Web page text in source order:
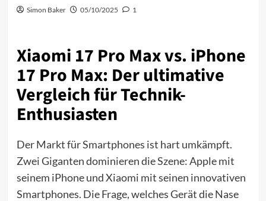
Simon Baker 05/10/2025 1
Xiaomi 17 Pro Max vs. iPhone
17 Pro Max: Der ultimative
Vergleich für Technik-
Enthusiasten
Der Markt für Smartphones ist hart umkämpft.
Zwei Giganten dominieren die Szene: Apple mit
seinem iPhone und Xiaomi mit seinen innovativen
Smartphones. Die Frage, welches Gerät die Nase